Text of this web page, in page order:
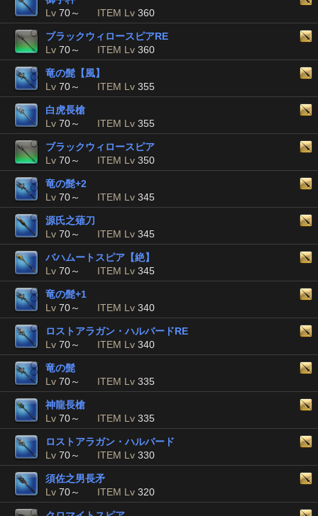
Lv 70～ ITEM Lv 360
ブラックウィロースピアRE
Lv 70～ ITEM Lv 360
竜の髭【風】
Lv 70～ ITEM Lv 355
白虎長槍
Lv 70～ ITEM Lv 355
ブラックウィロースピア
Lv 70～ ITEM Lv 350
竜の髭+2
Lv 70～ ITEM Lv 345
源氏之薙刀
Lv 70～ ITEM Lv 345
バハムートスピア【絶】
Lv 70～ ITEM Lv 345
竜の髭+1
Lv 70～ ITEM Lv 340
ロストアラガン・ハルバードRE
Lv 70～ ITEM Lv 340
竜の髭
Lv 70～ ITEM Lv 335
神龍長槍
Lv 70～ ITEM Lv 335
ロストアラガン・ハルバード
Lv 70～ ITEM Lv 330
須佐之男長矛
Lv 70～ ITEM Lv 320